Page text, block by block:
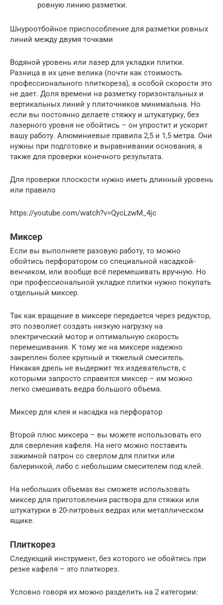
ровную линию разметки.
Шнуроотбойное приспособление для разметки ровных
линий между двумя точками
Водяной уровень или лазер для укладки плитки.
Разница в их цене велика (почти как стоимость
профессионального плиткореза), а особой скорости это
не дает. Доля времени на разметку горизонтальных и
вертикальных линий у плиточников минимальна. Но
если вы постоянно делаете стяжку и штукатурку, без
лазерного уровня не обойтись – он упростит и ускорит
вашу работу. Алюминиевые правила 2,5 и 1,5 метра. Они
нужны при подготовке и выравнивании основания, а
также для проверки конечного результата.
Для проверки плоскости нужно иметь длинный уровень
или правило
https://youtube.com/watch?v=QycLzwM_4jc
Миксер
Если вы выполняете разовую работу, то можно
обойтись перфоратором со специальной насадкой-
венчиком, или вообще всё перемешивать вручную. Но
при профессиональной укладке плитки нужно покупать
отдельный миксер.
Так как вращение в миксере передается через редуктор,
это позволяет создать низкую нагрузку на
электрический мотор и оптимальную скорость
перемешивания. К тому же на миксере надежно
закреплен более крупный и тяжелый смеситель.
Никакая дрель не выдержит тех издевательств, с
которыми запросто справится миксер – им можно
легко смешивать ведра большого объема.
Миксер для клея и насадка на перфоратор
Второй плюс миксера – вы можете использовать его
для сверления кафеля. На него можно поставить
зажимной патрон со сверлом для плитки или
балеринкой, либо с небольшим смесителем под клей.
На небольших объемах вы сможете использовать
миксер для приготовления раствора для стяжки или
штукатурки в 20-литровых ведрах или металлическом
ящике.
Плиткорез
Следующий инструмент, без которого не обойтись при
резке кафеля – это плиткорез.
Условно говоря их можно разделить на 2 категории: